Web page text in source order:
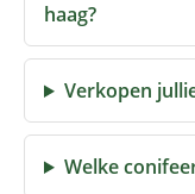
haag?
Verkopen
Welke